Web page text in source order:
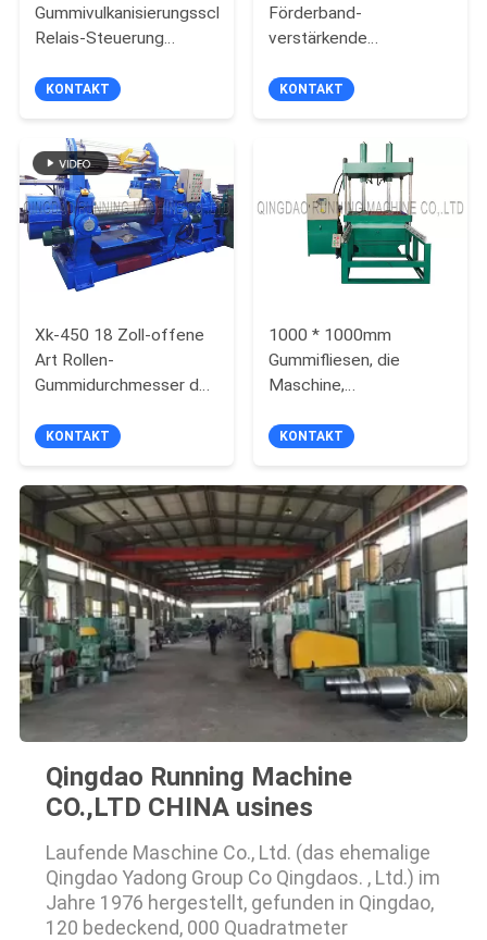
Gummivulkanisierungsschicht-
Relais-Steuerung
2 Arbeits
KONTAKT
Förderband-
verstärkende
Heizung
KONTAKT
Xk-450 18 Zoll-offene
Art Rollen-
Gummidurchmesser der
Mühlmaschinen-450mm
KONTAKT
1000 * 1000mm
Gummifliesen, die
Maschine,
Formteil-Presse-
KONTAKT
Qingdao Running Machine
CO.,LTD CHINA usines
Laufende Maschine Co., Ltd. (das ehemalige
Qingdao Yadong Group Co Qingdaos. , Ltd.) im
Jahre 1976 hergestellt, gefunden in Qingdao,
120 bedeckend, 000 Quadratmeter